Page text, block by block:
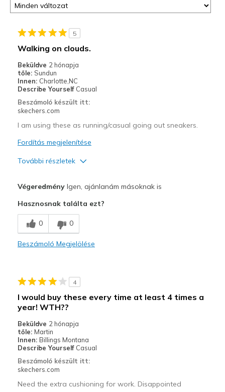
5
Walking on clouds.
Beküldve 2 hónapja
tőle: Sundun
Innen: Charlotte,NC
Describe Yourself Casual
Beszámoló készült itt:
skechers.com
I am using these as running/casual going out sneakers.
Fordítás megjelenítése
További részletek
Legjobb használat
Casual Wear
View On Shoes
I'm Really Into Shoes
VégeredményIgen, ajánlanám másoknak is
Hasznosnak találta ezt?
0 0
Beszámoló Megjelölése
4
I would buy these every time at least 4 times a
year! WTH??
Beküldve 2 hónapja
tőle: Martin
Innen: Billings Montana
Describe Yourself Casual
Beszámoló készült itt:
skechers.com
Need the extra cushioning for work. Disappointed